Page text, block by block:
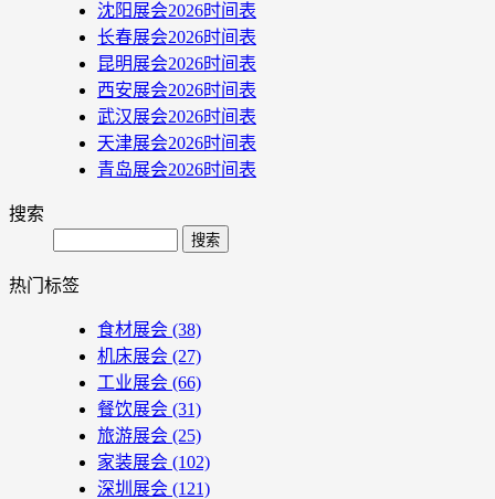
沈阳展会2026时间表
长春展会2026时间表
昆明展会2026时间表
西安展会2026时间表
武汉展会2026时间表
天津展会2026时间表
青岛展会2026时间表
搜索
Search
热门标签
食材展会 (38)
机床展会 (27)
工业展会 (66)
餐饮展会 (31)
旅游展会 (25)
家装展会 (102)
深圳展会 (121)